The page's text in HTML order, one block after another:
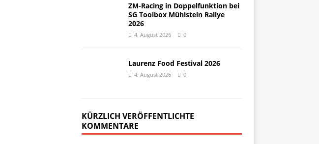
ZM-Racing in Doppelfunktion bei
SG Toolbox Mühlstein Rallye
2026
4. August 2026 0
Laurenz Food Festival 2026
4. August 2026 0
KÜRZLICH VERÖFFENTLICHTE
KOMMENTARE